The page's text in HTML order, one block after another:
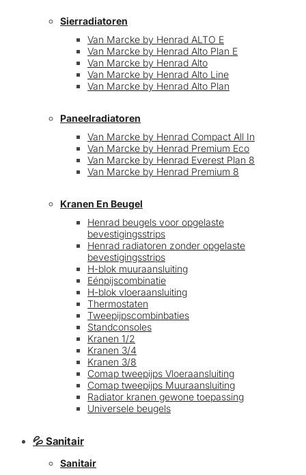
Sierradiatoren
Van Marcke by Henrad ALTO E
Van Marcke by Henrad Alto Plan E
Van Marcke by Henrad Alto
Van Marcke by Henrad Alto Line
Van Marcke by Henrad Alto Plan
Paneelradiatoren
Van Marcke by Henrad Compact All In
Van Marcke by Henrad Premium Eco
Van Marcke by Henrad Everest Plan 8
Van Marcke by Henrad Premium 8
Kranen En Beugel
Henrad beugels voor opgelaste
bevestigingsstrips
Henrad radiatoren zonder opgelaste
bevestigingsstrips
H-blok muuraansluiting
Eénpijscombinatie
H-blok vloeraansluiting
Thermostaten
Tweepijpscombinbaties
Standconsoles
Kranen 1/2
Kranen 3/4
Kranen 3/8
Comap tweepijps Vloeraansluiting
Comap tweepijps Muuraansluiting
Radiator kranen gewone toepassing
Universele beugels
💦 Sanitair
Sanitair